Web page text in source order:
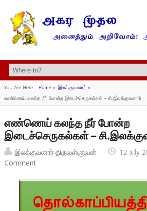
You Are Here : Home» இலக்குவனார் »
எண்ணெய் கலந்த நீர் போன்ற இடைச்செருகல்கள் – சி.இலக்குவனார்
எண்ணெய் கலந்த நீர் போன்ற
இடைச்செருகல்கள் –
இலக்குவனார் திருவள்ளுவன் 12 July
Comment